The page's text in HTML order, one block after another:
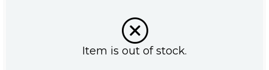
Item is out of stock.